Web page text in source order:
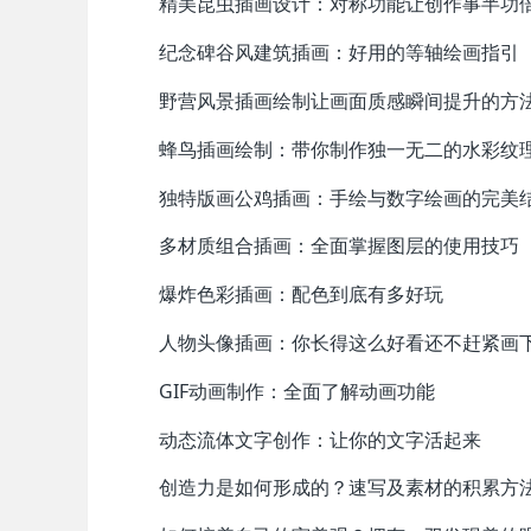
纪念碑谷风建筑插画：好用的等轴绘画指引
野营风景插画绘制让画面质感瞬间提升的方
蜂鸟插画绘制：带你制作独一无二的水彩纹
独特版画公鸡插画：手绘与数字绘画的完美
多材质组合插画：全面掌握图层的使用技巧
爆炸色彩插画：配色到底有多好玩
人物头像插画：你长得这么好看还不赶紧画
GIF动画制作：全面了解动画功能
动态流体文字创作：让你的文字活起来
创造力是如何形成的？速写及素材的积累方